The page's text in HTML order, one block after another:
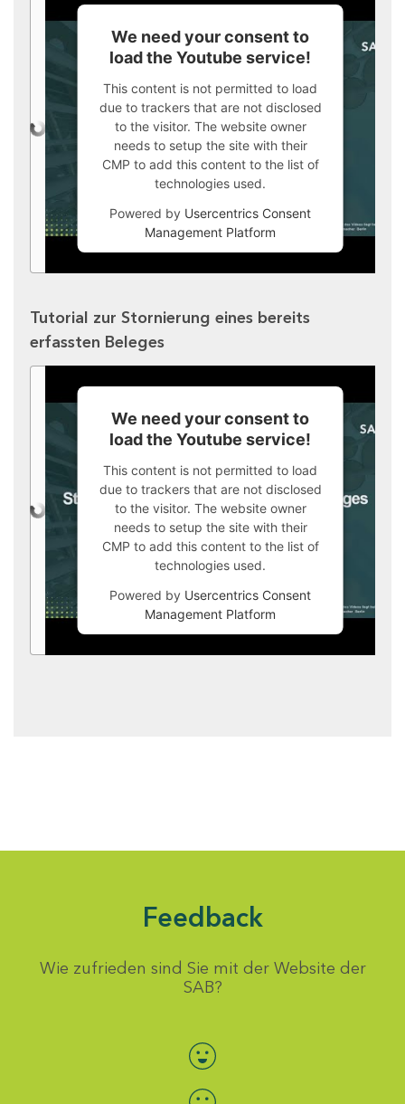
We need your consent to
load the Youtube service!
This content is not permitted to load
due to trackers that are not disclosed
to the visitor. The website owner
needs to setup the site with their
CMP to add this content to the list of
technologies used.
Powered by Usercentrics Consent
Management Platform
Tutorial zur Stornierung eines bereits
erfassten Beleges
We need your consent to
load the Youtube service!
This content is not permitted to load
due to trackers that are not disclosed
to the visitor. The website owner
needs to setup the site with their
CMP to add this content to the list of
technologies used.
Powered by Usercentrics Consent
Management Platform
Feedback
Wie zufrieden sind Sie mit der Website der
SAB?
Bewertung auswählen